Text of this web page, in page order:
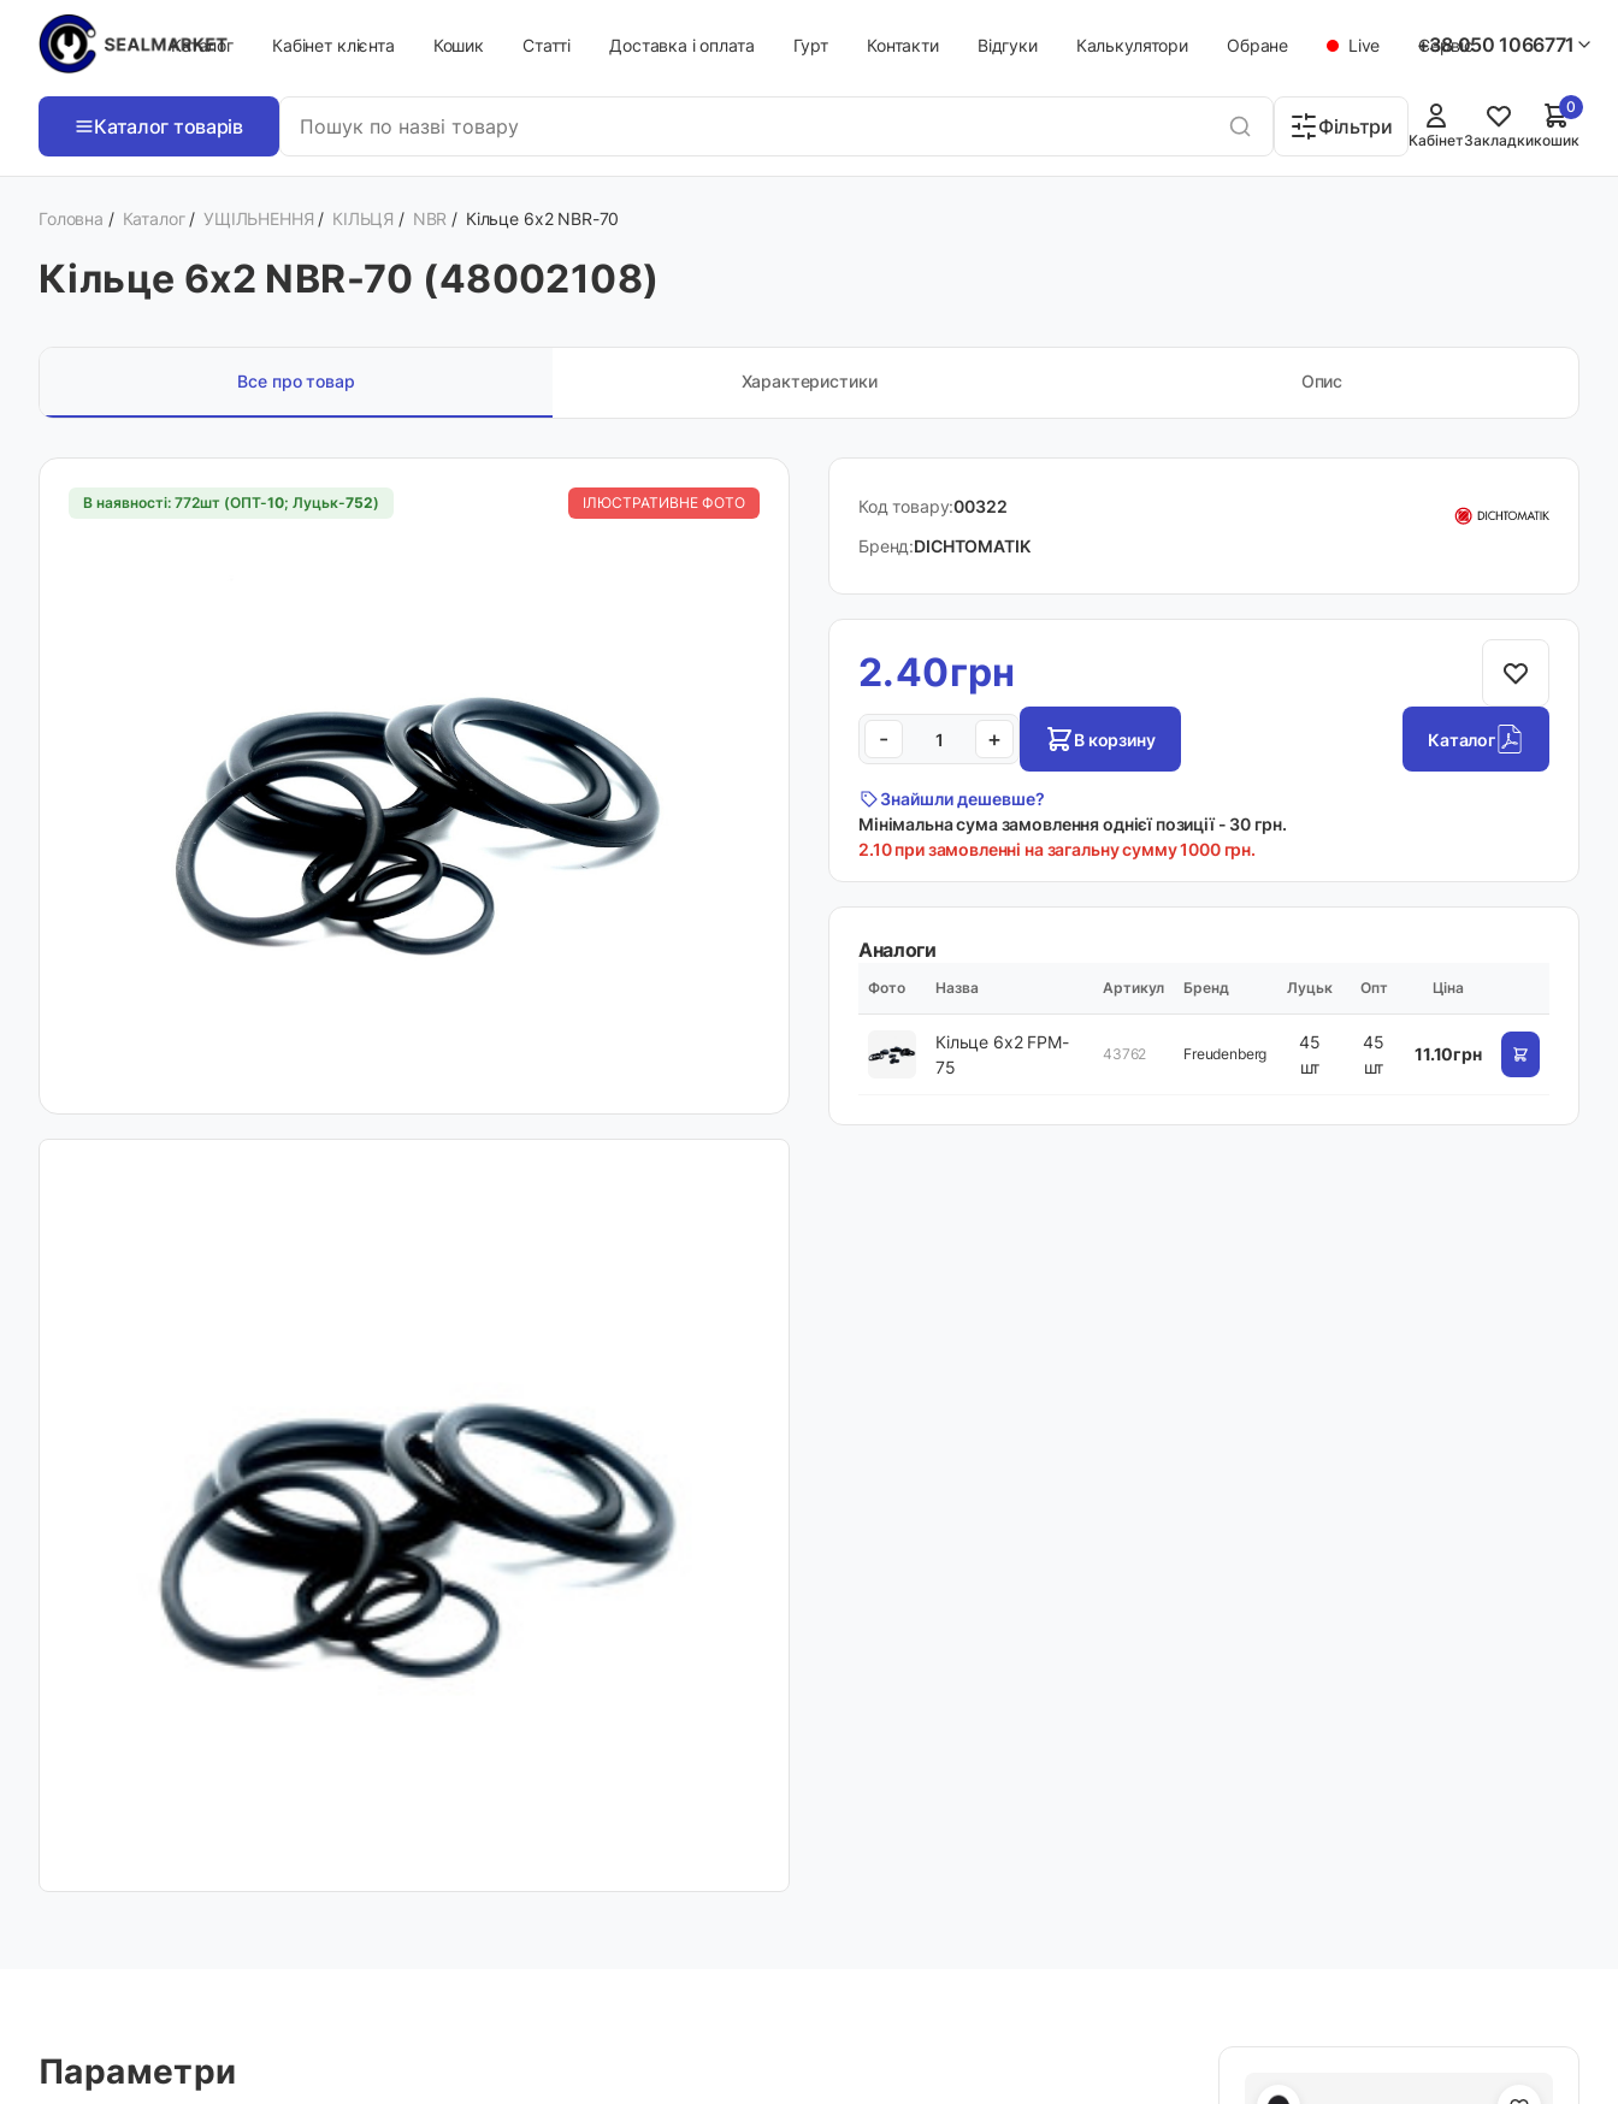
Каталог Кабінет клієнта Кошик Статті Доставка і оплата Гурт Контакти Відгуки Калькулятори Обране Live Сервіс
+38 050 1066771
Каталог товарів Фільтри
КабінетЗакладкикошик
0
Головна / Каталог /УЩІЛЬНЕННЯ / КІЛЬЦЯ / NBR / Кільце 6х2 NBR-70
Кільце 6х2 NBR-70 (48002108)
Все про товар Характеристики Опис
В наявності: 772шт (ОПТ-10; Луцьк-752) ІЛЮСТРАТИВНЕ ФОТО Код товару:00322
Бренд:DICHTOMATIK
2.40грн
- + В корзину Каталог
Знайшли дешевше?
Мінімальна сума замовлення однієї позиції - 30 грн.
2.10 при замовленні на загальну сумму 1000 грн.
Аналоги
Фото Назва Артикул Бренд Луцьк Опт Ціна
Кільце 6х2 FPM-
75
43762 Freudenberg
45
шт
45
шт
11.10грн
Параметри